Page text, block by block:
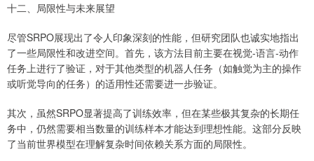
十二、局限性与未来展望
尽管SRPO展现出了令人印象深刻的性能，但研究团队也诚实地指出
了一些局限性和改进空间。首先，该方法目前主要在视觉-语言-动作
任务上进行了验证，对于其他类型的机器人任务（如触觉为主的操作
或听觉导向的任务）的适用性还需要进一步验证。
其次，虽然SRPO显著提高了训练效率，但在某些极其复杂的长期任
务中，仍然需要相当数量的训练样本才能达到理想性能。这部分反映
了当前世界模型在理解复杂时间依赖关系方面的局限性。